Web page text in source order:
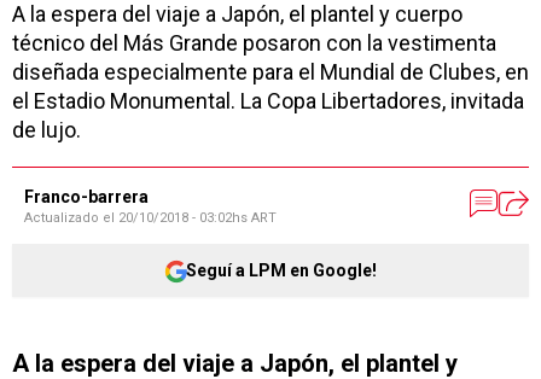
A la espera del viaje a Japón, el plantel y cuerpo
técnico del Más Grande posaron con la vestimenta
diseñada especialmente para el Mundial de Clubes, en
el Estadio Monumental. La Copa Libertadores, invitada
de lujo.
Franco-barrera
Actualizado el 20/10/2018 - 03:02hs ART
Seguí a LPM en Google!
A la espera del viaje a Japón, el plantel y